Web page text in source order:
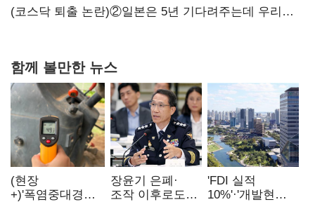
없어”
(코스닥 퇴출 논란)②일본은 5년 기다려주는데 우리는
함께 볼만한 뉴스
(현장
+)'폭염중대경보'
장윤기 은폐·
조작 이후로도
'FDI 실적
10%'·'개발현안